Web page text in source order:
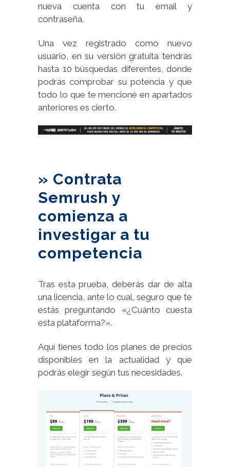
nueva cuenta con tu email y
contraseña.
Una vez registrado como nuevo
usuario, en su versión gratuita tendrás
hasta 10 búsquedas diferentes, donde
podrás comprobar su potencia y que
todo lo que te mencioné en apartados
anteriores es cierto.
» Contrata
Semrush y
comienza a
investigar a tu
competencia
Tras esta prueba, deberás dar de alta
una licencia, ante lo cual, seguro que te
estás preguntando «¿Cuánto cuesta
esta plataforma?».
Aquí tienes todo los planes de precios
disponibles en la actualidad y que
podrás elegir según tus necesidades.